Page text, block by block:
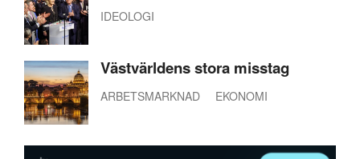
IDEOLOGI
Västvärldens stora misstag
ARBETSMARKNAD EKONOMI